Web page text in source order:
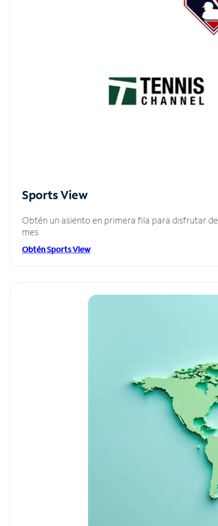
Sports View
Obtén un asiento en primera fila para disfrutar
mes.
Obtén Sports View